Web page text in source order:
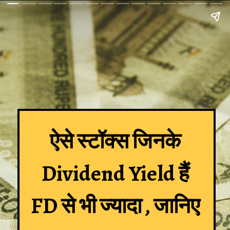
ऐसे स्टॉक्स जिनके
Dividend Yield हैं
FD से भी ज्यादा , जानिए